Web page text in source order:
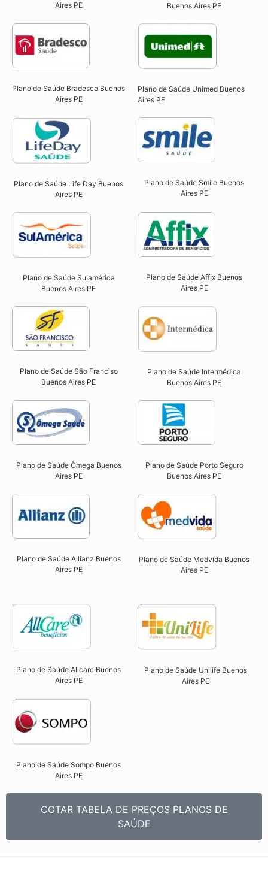
Aires PE Buenos Aires PE​
Plano de Saúde Bradesco Buenos
Aires PE
Plano de Saúde Unimed Buenos
Aires PE
Plano de Saúde Life Day Buenos
Aires PE
Plano de Saúde Smile Buenos
Aires PE​
Plano de Saúde Sulamérica
Buenos Aires PE
Plano de Saúde Affix Buenos
Aires PE​
Plano de Saúde São Franciso
Buenos Aires PE​
Plano de Saúde Intermédica
Buenos Aires PE​
Plano de Saúde Ômega Buenos
Aires PE​
Plano de Saúde Porto Seguro
Buenos Aires PE​
Plano de Saúde Allianz Buenos
Aires PE​
Plano de Saúde Medvida Buenos
Aires PE
Plano de Saúde Allcare Buenos
Aires PE​
Plano de Saúde Unilife Buenos
Aires PE​
Plano de Saúde Sompo Buenos
Aires PE​
COTAR TABELA DE PREÇOS PLANOS DE
SAÚDE